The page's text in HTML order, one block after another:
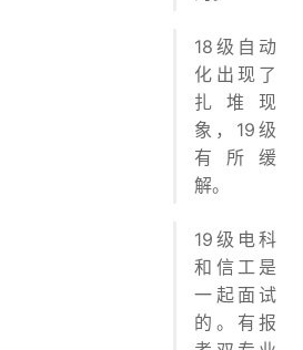
18级自动
化出现了
扎堆现
象，19级
有所缓
解。
19级电科
和信工是
一起面试
的。有报